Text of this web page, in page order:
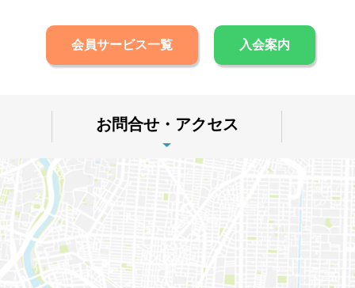
会員サービス一覧 入会案内
お問合せ・アクセス